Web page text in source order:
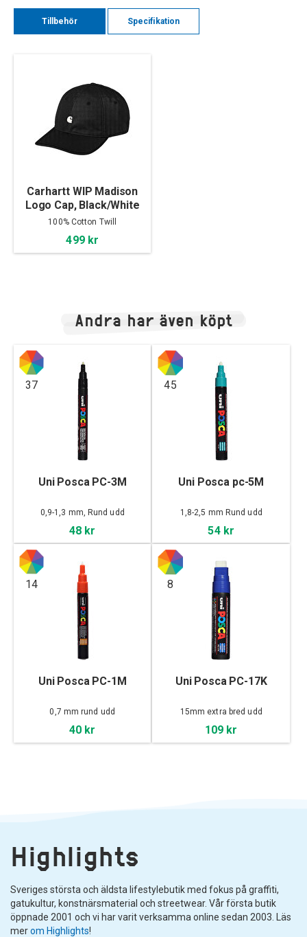
Tillbehör Specifikation
Carhartt WIP Madison
Logo Cap, Black/White
100% Cotton Twill
499 kr
Andra har även köpt
37
Uni Posca PC-3M
0,9-1,3 mm, Rund udd
48 kr
45
Uni Posca pc-5M
1,8-2,5 mm Rund udd
54 kr
14
Uni Posca PC-1M
0,7 mm rund udd
40 kr
8
Uni Posca PC-17K
15mm extra bred udd
109 kr
Highlights
Sveriges största och äldsta lifestylebutik med fokus på graffiti,
gatukultur, konstnärsmaterial och streetwear. Vår första butik
öppnade 2001 och vi har varit verksamma online sedan 2003. Läs
merom Highlights!